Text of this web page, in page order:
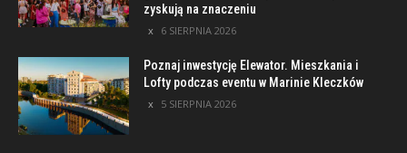
zyskują na znaczeniu
6 SIERPNIA 2026
Poznaj inwestycję Elewator. Mieszkania i
Lofty podczas eventu w Marinie Kleczków
5 SIERPNIA 2026